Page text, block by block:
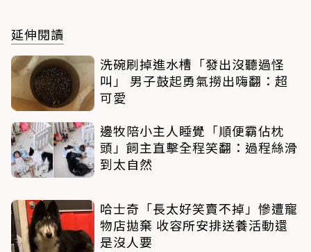
延伸閱讀
洗碗刷掉進水槽「發出沒聽過怪
叫」 男子鼓起勇氣撈出嗨翻：超
可愛
邊牧陪小主人睡覺「順便霸佔枕
頭」飼主直擊全程笑翻：過程絲滑
到太自然
哈士奇「長太好笑賣不掉」慘遭寵
物店拋棄 收容所安排送養活動還
是沒人要